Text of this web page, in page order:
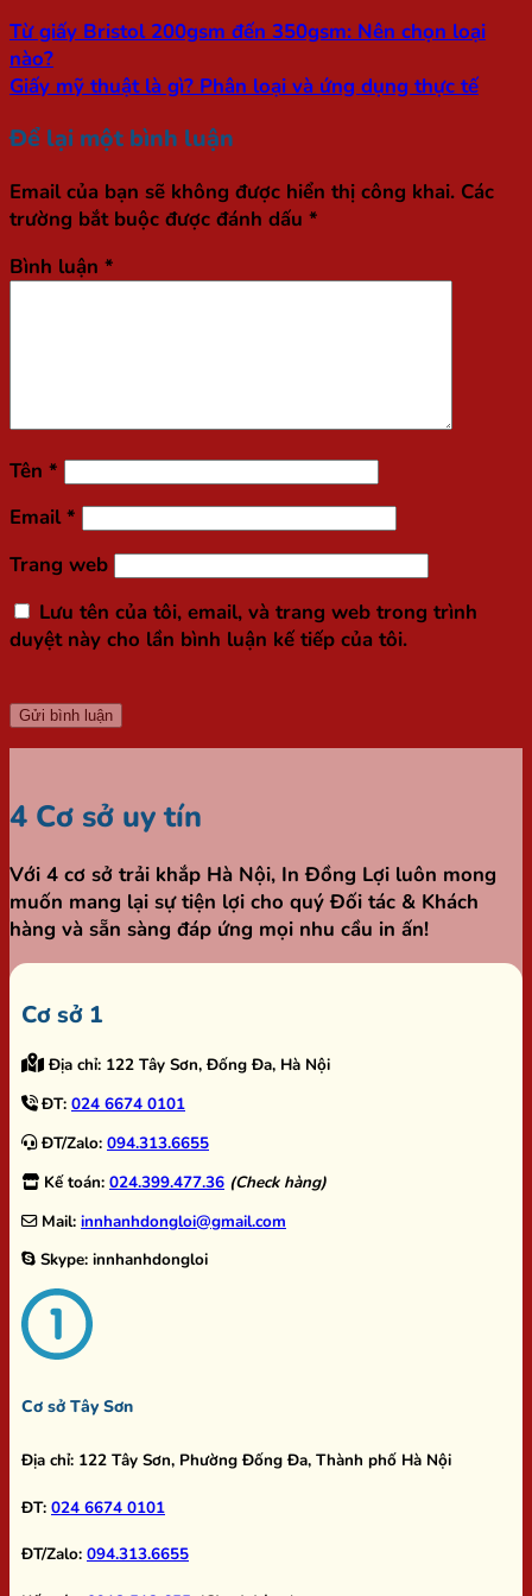
Từ giấy Bristol 200gsm đến 350gsm: Nên chọn loại
nào?
Giấy mỹ thuật là gì? Phân loại và ứng dụng thực tế
Để lại một bình luận
Email của bạn sẽ không được hiển thị công khai. Các
trường bắt buộc được đánh dấu *
Bình luận *
Tên *
Email*
Trang web
Lưu tên của tôi, email, và trang web trong trình
duyệt này cho lần bình luận kế tiếp của tôi.
4 Cơ sở uy tín
Với 4 cơ sở trải khắp Hà Nội, In Đồng Lợi luôn mong
muốn mang lại sự tiện lợi cho quý Đối tác & Khách
hàng và sẵn sàng đáp ứng mọi nhu cầu in ấn!
Cơ sở 1
Địa chỉ: 122 Tây Sơn, Đống Đa, Hà Nội
ĐT: 024 6674 0101
ĐT/Zalo: 094.313.6655
Kế toán: 024.399.477.36 (Check hàng)
Mail: innhanhdongloi@gmail.com
Skype: innhanhdongloi
Cơ sở Tây Sơn
Địa chỉ: 122 Tây Sơn, Phường Đống Đa, Thành phố Hà Nội
ĐT: 024 6674 0101
ĐT/Zalo: 094.313.6655